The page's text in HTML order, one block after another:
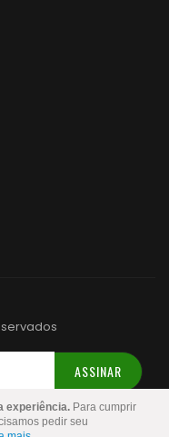
experiência. Para cumprir
pedir seu
ASSINAR